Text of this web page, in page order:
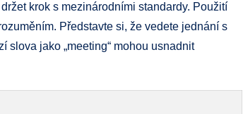
krok s mezinárodními standardy. Použití
Představte si, že vedete jednání s
slova jako „meeting“ mohou usnadnit